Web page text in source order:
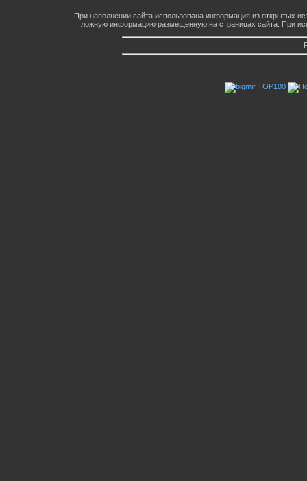
При наполнении сайта использована информация из открытых
ложную информацию размещенную на страницах сайта. При